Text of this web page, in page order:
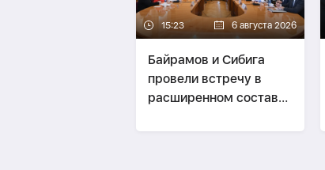
15:23 6 августа 2026
Байрамов и Сибига
провели встречу в
расширенном составе-